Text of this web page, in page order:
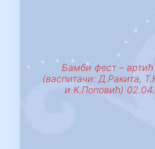
Бамби фест – вртић
(васпитачи: Д.Ракита,
и К.Поповић)